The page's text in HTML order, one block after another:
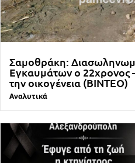
Σαμοθράκη:
Εγκαυμάτων ο 22χρονος
την οικογένεια (ΒΙΝΤΕΟ)
Αναλυτικά